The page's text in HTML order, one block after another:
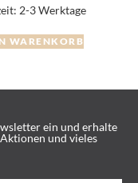
2-3 Werktage
WARENKORB
ein und erhalte
und vieles